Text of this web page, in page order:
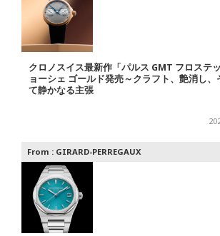
クロノスイス最新作「パルス GMT フロステ
ョーシェ ゴールド発売～クラフト、艶消し、
て静かなる主張
From : GIRARD-PERREGAUX